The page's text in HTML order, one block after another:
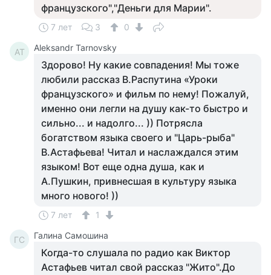
французского","Деньги для Марии".
7 лет 3 0
AT Aleksandr Tarnovsky
Здорово! Ну какие совпадения! Мы тоже
любили рассказ В.Распутина «Уроки
французского» и фильм по нему! Пожалуй,
именно они легли на душу как-то быстро и
сильно... и надолго... )) Потрясла
богатством языка своего и "Царь-рыба"
В.Астафьева! Читал и наслаждался этим
языком! Вот еще одна душа, как и
А.Пушкин, привнесшая в культуру языка
много нового! ))
7 лет 1
ГС Галина Самошина
Когда-то слушала по радио как Виктор
Астафьев читал свой рассказ "Жито".До